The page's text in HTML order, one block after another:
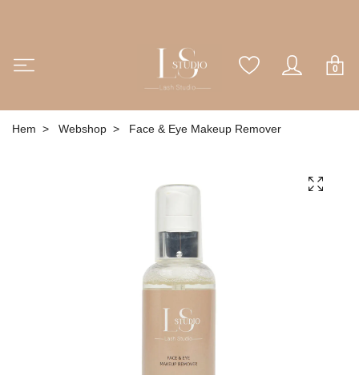
0
Hem Webshop Face & Eye Makeup Remover